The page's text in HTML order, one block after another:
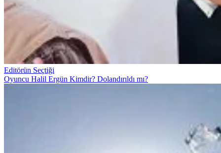
Editörün Seçtiği
Oyuncu Halil Ergün Kimdir? Dolandırıldı mı?